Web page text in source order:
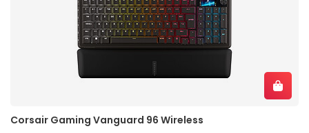
Corsair Gaming Vanguard 96 Wireless